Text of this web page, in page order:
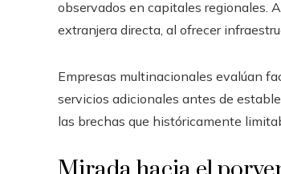
observados en capitales regionales.
extranjera directa, al ofrecer
Empresas multinacionales evalúan
servicios adicionales antes de
las brechas que históricamente